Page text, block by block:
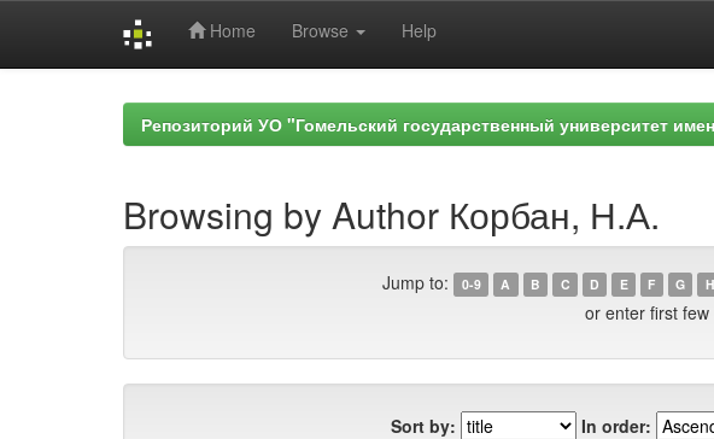
Home Browse Help
Репозиторий УО "Гомельский государственный университет
Browsing by Author Корбан, Н.А.
Jump to: 0-9 A B C D E F G H
or enter first few
Sort by: In order: